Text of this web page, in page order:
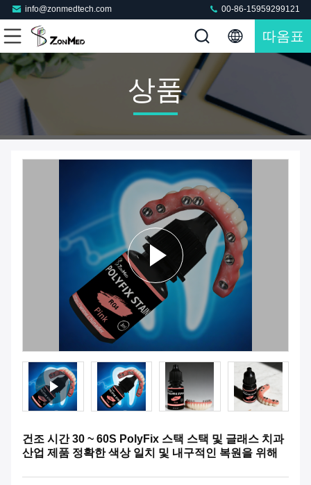
info@zonmedtech.com 00-86-15959299121
따옴표
상품
건조 시간 30 ~ 60S PolyFix 스택 스택 및 글래스 치과
산업 제품 정확한 색상 일치 및 내구적인 복원을 위해